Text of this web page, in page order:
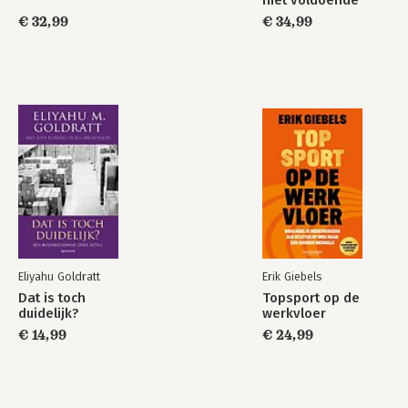
Deel 2 - De architectuur van een informatiesysteem
18. Het invoeren van de noodzaak tot het kwantificeren van
'bescherming'
19. Het vergaren van benodigde data is alleen mogelijk via
'scheduling' en door kwantificering van 'Murphy'
20. Invoering van het concept 'tijdbuffer'
21. Buffers en hun oorsprong
22. De eerste stap in het kwantificeren
23. Inspanningen richten op afdelingsprocessen
24. Het meten van afdelingsprestaties
beheers- en 'Veronderstel dat'- modules
Deel 3 - Scheduling
€ 32,99
€ 34,99
Eliyahu Goldratt
Dat is toch
duidelijk?
€ 14,99
Erik Giebels
Topsport op de
werkvloer
€ 24,99